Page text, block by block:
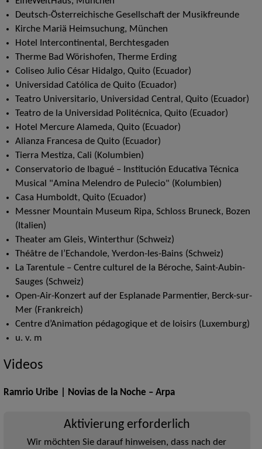
Deutsch-Österreichische Gesellschaft der Musikfreunde
Kirche Mariä Heimsuchung, München
Hotel Intercontinental, Berchtesgaden
Therme Bad Wörishofen, Therme Erding
Coliseo Julio César Hidalgo, Quito (Ecuador)
Universidad Católica de Quito (Ecuador)
Teatro Universitario, Universidad Central, Quito (Ecuador)
Teatro de la Universidad Politécnica, Quito (Ecuador)
Hotel Mercure Alameda, Quito (Ecuador)
Alianza Francesa de Quito (Ecuador)
Tierra Mestiza, Cali (Kolumbien)
Conservatorio de Ibagué – Institución Educativa Técnica
Musical "Amina Melendro de Pulecio" (Kolumbien)
Casa Humboldt, Quito (Ecuador)
Messner Mountain Museum Ripa, Schloss Bruneck, Bozen
(Italien)
Theater am Gleis, Winterthur (Schweiz)
Théâtre de l’Echandole, Yverdon-les-Bains (Schweiz)
La Tarentule – Centre culturel de la Béroche, Saint-Aubin-
Sauges (Schweiz)
Open-Air-Konzert auf der Esplanade Parmentier, Berck-sur-
Mer (Frankreich)
Centre d’Animation pédagogique et de loisirs (Luxemburg)
u. v. m
Videos
Ramrio Uribe | Novias de la Noche – Arpa
Aktivierung erforderlich
Wir möchten Sie darauf hinweisen, dass nach der